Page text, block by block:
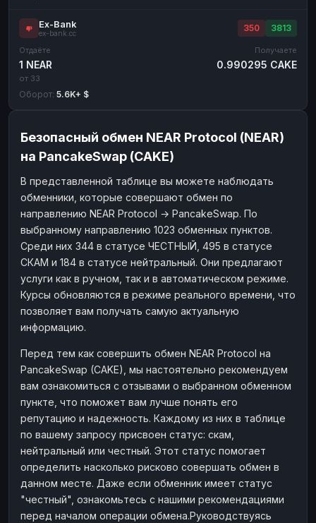
Ex-Bank
ex-bank.cc
350 3813
Отдаёте
1 NEAR
от 33
Получаете
0.990295 CAKE
Оборот: 5.6K+ $
Безопасный обмен NEAR Protocol (NEAR)
на PancakeSwap (CAKE)
В представленной таблице вы можете наблюдать
обменники, которые совершают обмен по
направлению NEAR Protocol → PancakeSwap. По
выбранному направлению 1023 обменных пунктов.
Среди них 344 в статусе ЧЕСТНЫЙ, 495 в статусе
СКАМ и 184 в статусе нейтральный. Они предлагают
услуги как в ручном, так и в автоматическом режиме.
Курсы обновляются в режиме реального времени, что
позволяет вам получать самую актуальную
информацию.
Перед тем как совершить обмен NEAR Protocol на
PancakeSwap (CAKE), мы настоятельно рекомендуем
вам ознакомиться с отзывами о выбранном обменном
пункте, что поможет вам лучше понять его
репутацию и надежность. Каждому из них в таблице
по вашему запросу присвоен статус: скам,
нейтральный или честный. Этот статус помогает
определить насколько рисково совершать обмен в
данном месте. Даже если обменник имеет статус
"честный", ознакомьтесь с нашими рекомендациями
перед началом операции обмена.Руководствуясь